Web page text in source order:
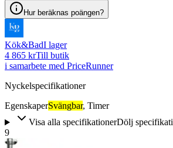
Hur beräknas poängen?
Kök&BadI lager
4 865 krTill butik
i samarbete med PriceRunner
Nyckelspecifikationer
EgenskaperSvängbar, Timer
Visa alla specifikationerDölj
9